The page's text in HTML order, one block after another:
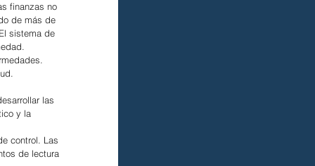
finanzas no
de más de
sistema de
las
y la
control. Las
de lectura